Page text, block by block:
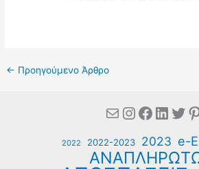
← Προηγούμενο Άρθρο
MailInstagram
2022 2022-2023 2023 e-